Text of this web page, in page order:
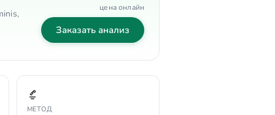
цена онлайн
Заказать анализ
МЕТОД